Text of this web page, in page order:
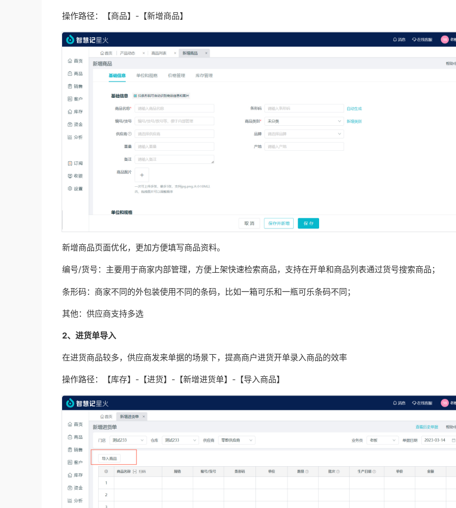
操作路径：【商品】-【新增商品】
新增商品页面优化，更加方便填写商品资料。
编号/货号：主要用于商家内部管理，方便上架快速检索商品，支持在开单和商品列表通过货号搜索商品；
条形码：商家不同的外包装使用不同的条码，比如一箱可乐和一瓶可乐条码不同；
其他：供应商支持多选
2、进货单导入
在进货商品较多，供应商发来单据的场景下，提高商户进货开单录入商品的效率
操作路径：【库存】-【进货】-【新增进货单】-【导入商品】